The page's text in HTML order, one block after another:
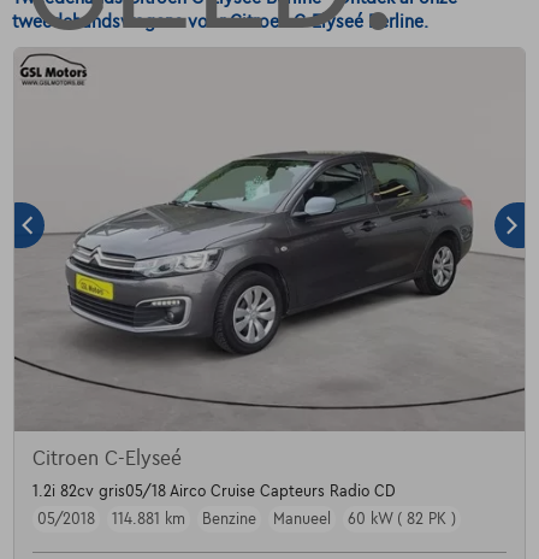
tweedehandswagens voor Citroen C-Elyseé Berline.
Citroen C-Elyseé
1.2i 82cv gris05/18 Airco Cruise Capteurs Radio CD
05/2018
114.881 km Benzine Manueel 60 kW ( 82 PK )